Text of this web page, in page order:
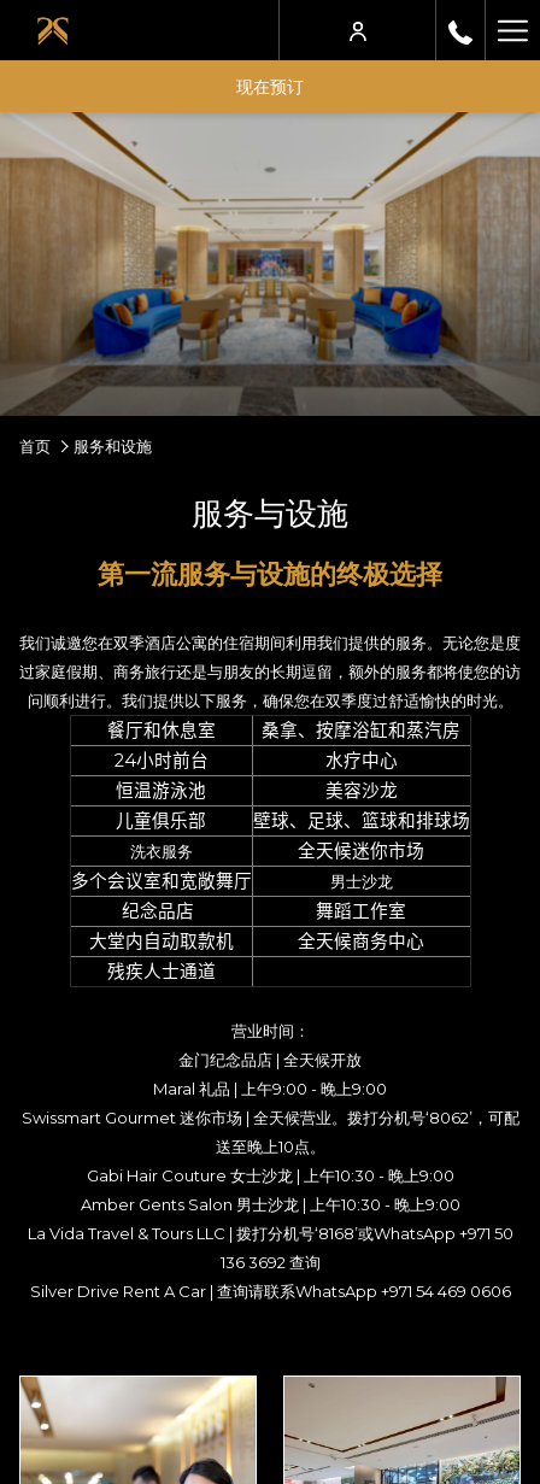
现在预订
首页 服务和设施
服务与设施
第一流服务与设施的终极选择
我们诚邀您在双季酒店公寓的住宿期间利用我们提供的服务。无论您是度
过家庭假期、商务旅行还是与朋友的长期逗留，额外的服务都将使您的访
问顺利进行。我们提供以下服务，确保您在双季度过舒适愉快的时光。
餐厅和休息室
桑拿、按摩浴缸和蒸汽房
24小时前台
水疗中心
恒温游泳池
美容沙龙
儿童俱乐部
壁球、足球、篮球和排球场
洗衣服务
全天候迷你市场
多个会议室和宽敞舞厅
男士沙龙
纪念品店
舞蹈工作室
大堂内自动取款机
全天候商务中心
残疾人士通道
营业时间：
金门纪念品店 | 全天候开放
Maral 礼品 | 上午9:00 - 晚上9:00
Swissmart Gourmet 迷你市场 | 全天候营业。拨打分机号‘8062’，可配
送至晚上10点。
Gabi Hair Couture 女士沙龙 | 上午10:30 - 晚上9:00
Amber Gents Salon 男士沙龙 | 上午10:30 - 晚上9:00
La Vida Travel & Tours LLC | 拨打分机号‘8168’或WhatsApp +971 50
136 3692 查询
Silver Drive Rent A Car | 查询请联系WhatsApp +971 54 469 0606